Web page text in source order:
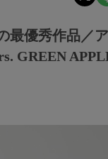
最優秀作品／
GREEN